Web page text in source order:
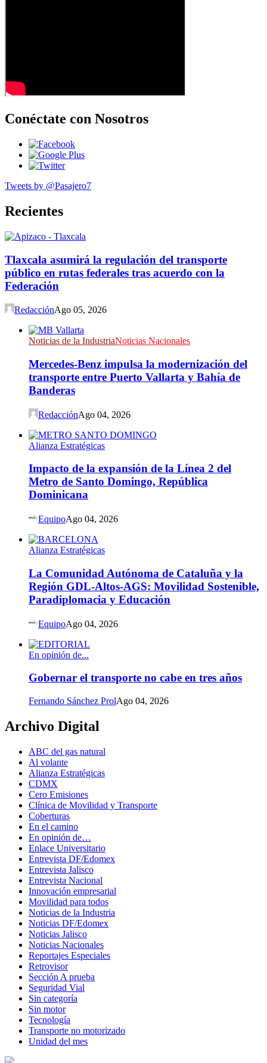
Conéctate con Nosotros
Tweets by @Pasajero7
Recientes
Tlaxcala asumirá la regulación del transporte
público en rutas federales tras acuerdo con la
Federación
RedacciónAgo 05, 2026
Noticias de la IndustriaNoticias Nacionales
Mercedes-Benz impulsa la modernización del
transporte entre Puerto Vallarta y Bahía de
Banderas
RedacciónAgo 04, 2026
Alianza Estratégicas
Impacto de la expansión de la Línea 2 del
Metro de Santo Domingo, República
Dominicana
EquipoAgo 04, 2026
Alianza Estratégicas
La Comunidad Autónoma de Cataluña y la
Región GDL-Altos-AGS: Movilidad Sostenible,
Paradiplomacia y Educación
EquipoAgo 04, 2026
En opinión de...
Gobernar el transporte no cabe en tres años
Fernando Sánchez ProlAgo 04, 2026
Archivo Digital
ABC del gas natural
Al volante
Alianza Estratégicas
CDMX
Cero Emisiones
Clínica de Movilidad y Transporte
Coberturas
En el camino
En opinión de…
Enlace Universitario
Entrevista DF/Edomex
Entrevista Jalisco
Entrevista Nacional
Innovación empresarial
Movilidad para todos
Noticias de la Industria
Noticias DF/Edomex
Noticias Jalisco
Noticias Nacionales
Reportajes Especiales
Retrovisor
Sección A prueba
Seguridad Vial
Sin categoría
Sin motor
Tecnología
Transporte no motorizado
Unidad del mes